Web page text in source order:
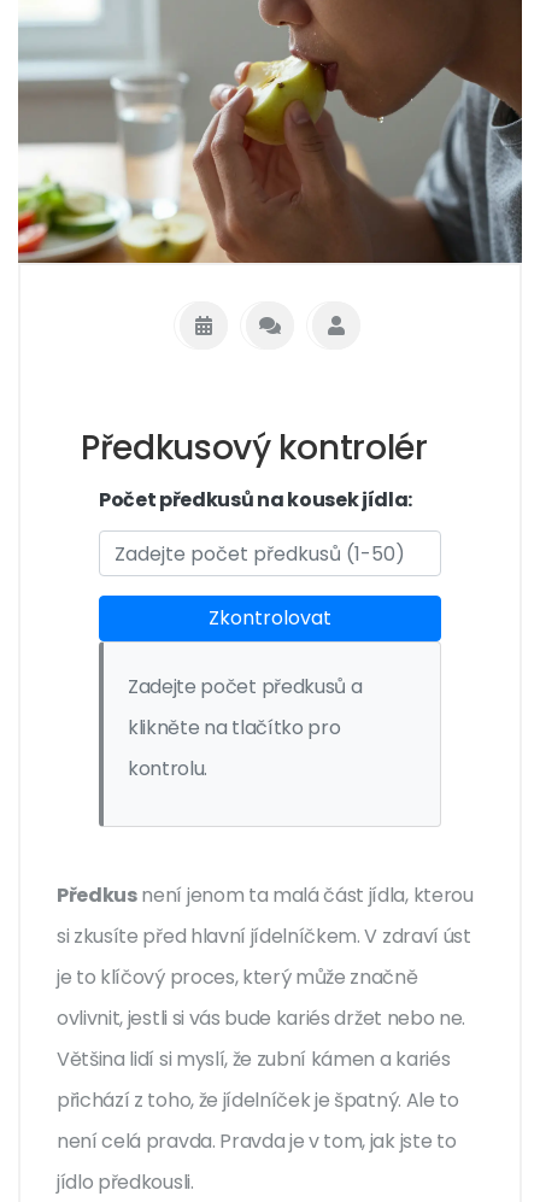
Předkusový kontrolér
Počet předkusů na kousek jídla:
Zkontrolovat
Zadejte počet předkusů a
klikněte na tlačítko pro
kontrolu.
Předkusnení jenom ta malá část jídla, kterou
si zkusíte před hlavní jídelníčkem. V zdraví úst
je to klíčový proces, který může značně
ovlivnit, jestli si vás bude kariés držet nebo ne.
Většina lidí si myslí, že zubní kámen a kariés
přichází z toho, že jídelníček je špatný. Ale to
není celá pravda. Pravda je v tom, jak jste to
jídlo předkousli.